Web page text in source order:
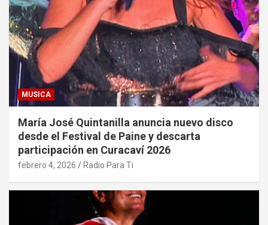
MUSICA
María José Quintanilla anuncia nuevo disco
desde el Festival de Paine y descarta
participación en Curacaví 2026
febrero 4, 2026 Radio Para Ti